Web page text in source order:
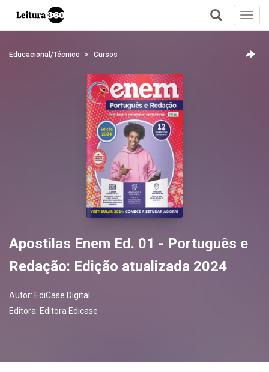
+
Educacional/Técnico Cursos
Apostilas Enem Ed. 01 - Português e
Redação: Edição atualizada 2024
Autor: EdiCase Digital
Editora: Editora Edicase